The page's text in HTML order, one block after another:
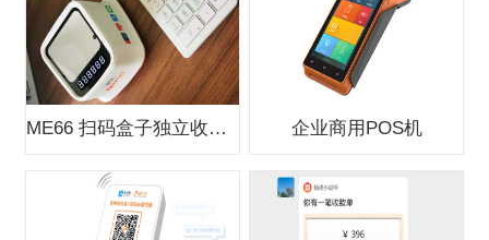
ME66 扫码盒子独立收款支付盒子 企业商用POS机